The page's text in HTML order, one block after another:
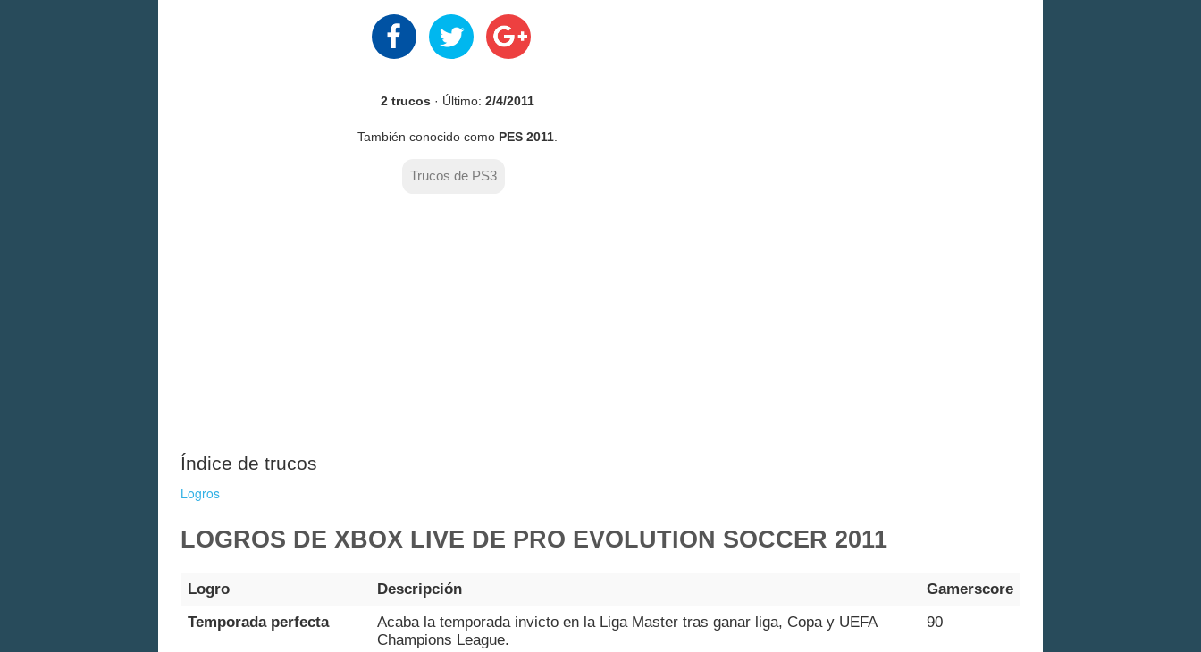
2 trucos · Último: 2/4/2011
También conocido como PES 2011
Trucos de PS3
Índice de trucos
Logros
LOGROS DE XBOX LIVE DE PRO EVOLUTION SOCCER 2011
Logro Descripción
Gamerscore
Temporada perfecta
Acaba la temporada invicto en la Liga Master tras ganar liga, Copa y UEFA
Champions League.
90